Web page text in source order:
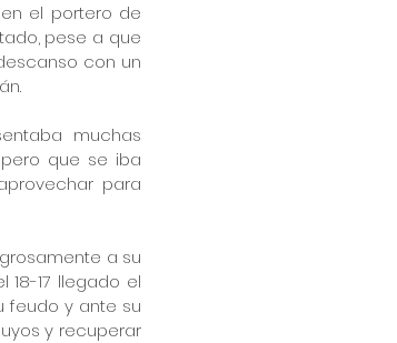
el portero de
pese a que
con un
muchas
que se iba
para
a su
17 llegado el
feudo y ante su
y recuperar